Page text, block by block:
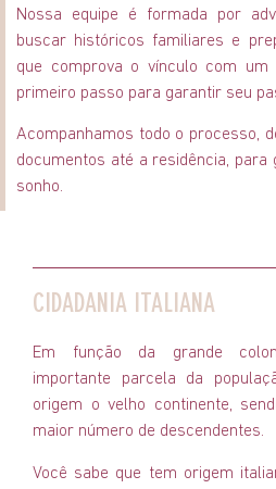
Nossa equipe é formada por
buscar históricos familiares e
que comprova o vínculo com um
primeiro passo para garantir seu
Acompanhamos todo o processo,
documentos até a residência, para
sonho.
CIDADANIA ITALIANA
Em função da grande
importante parcela da
origem o velho continente,
maior número de descendentes.
Você sabe que tem origem